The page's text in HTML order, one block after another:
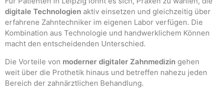
digitale Technologien aktiv einsetzen und gleichzeitig über
erfahrene Zahntechniker im eigenen Labor verfügen. Die
Kombination aus Technologie und handwerklichem Können
macht den entscheidenden Unterschied.
Die Vorteile von moderner digitaler Zahnmedizin gehen
weit über die Prothetik hinaus und betreffen nahezu jeden
Bereich der zahnärztlichen Behandlung.